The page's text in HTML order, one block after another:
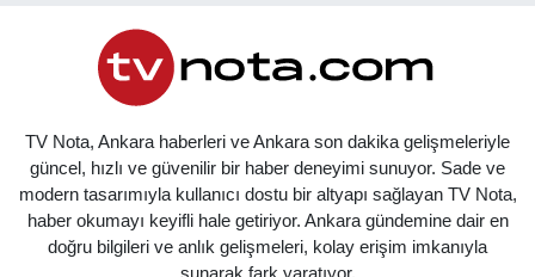
TV Nota, Ankara haberleri ve Ankara son dakika gelişmeleriyle
güncel, hızlı ve güvenilir bir haber deneyimi sunuyor. Sade ve
modern tasarımıyla kullanıcı dostu bir altyapı sağlayan TV Nota,
haber okumayı keyifli hale getiriyor. Ankara gündemine dair en
doğru bilgileri ve anlık gelişmeleri, kolay erişim imkanıyla
sunarak fark yaratıyor.